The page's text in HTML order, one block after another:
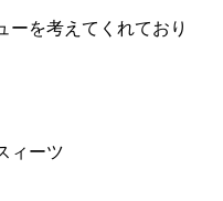
ーを考えてくれており
ィーツ